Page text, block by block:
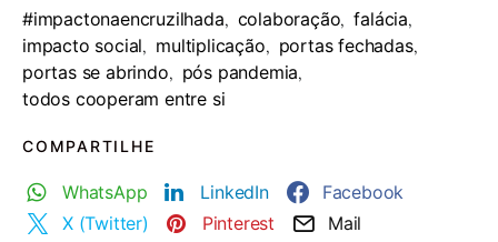
#impactonaencruzilhada, colaboração, falácia,
impacto social, multiplicação, portas fechadas,
portas se abrindo, pós pandemia,
todos cooperam entre si
COMPARTILHE
WhatsApp LinkedIn
Facebook
X (Twitter)
Pinterest Mail